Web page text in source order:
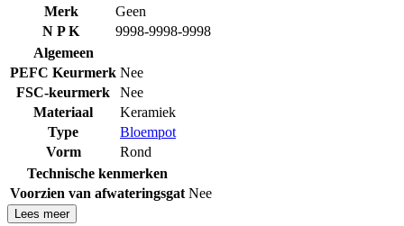
Merk
Geen
N P K
9998-9998-9998
Algemeen
PEFC Keurmerk Nee
FSC-keurmerk
Nee
Materiaal
Keramiek
Type
Bloempot
Vorm
Rond
Technische kenmerken
Voorzien van afwateringsgat Nee
Lees meer